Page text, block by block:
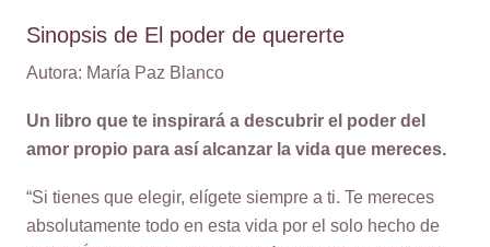
Sinopsis de El poder de quererte
Autora: María Paz Blanco
Un libro que te inspirará a descubrir el poder del
amor propio para así alcanzar la vida que mereces.
“Si tienes que elegir, elígete siempre a ti. Te mereces
absolutamente todo en esta vida por el solo hecho de